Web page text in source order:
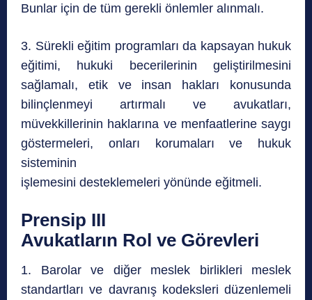
Bunlar için de tüm gerekli önlemler alınmalı.
3. Sürekli eğitim programları da kapsayan hukuk
eğitimi, hukuki becerilerinin geliştirilmesini
sağlamalı, etik ve insan hakları konusunda
bilinçlenmeyi artırmalı ve avukatları,
müvekkillerinin haklarına ve menfaatlerine saygı
göstermeleri, onları korumaları ve hukuk
sisteminin
işlemesini desteklemeleri yönünde eğitmeli.
Prensip III
Avukatların Rol ve Görevleri
1. Barolar ve diğer meslek birlikleri meslek
standartları ve davranış kodeksleri düzenlemeli